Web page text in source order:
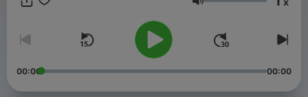
ระดับเสียง
00:00 00:00